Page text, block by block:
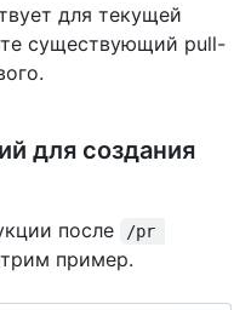
для текущей
существующий pull-
для создания
после
/pr
пример.